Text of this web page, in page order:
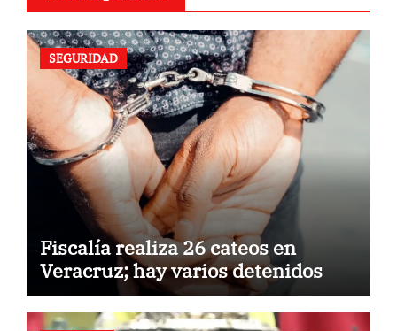
SEGURIDAD
Fiscalía realiza 26 cateos en
Veracruz; hay varios detenidos